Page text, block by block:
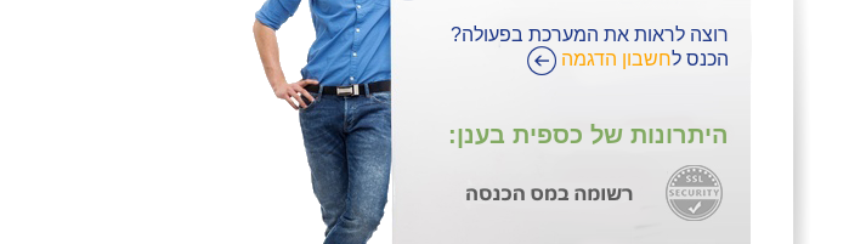
רוצה לראות את המערכת בפעולה?
הכנס לחשבון הדגמה
היתרונות של כספית בענן: